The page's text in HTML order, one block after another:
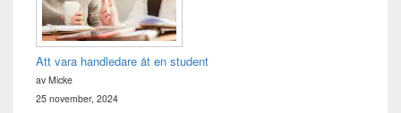
Att vara handledare åt en student
av Micke
25 november, 2024